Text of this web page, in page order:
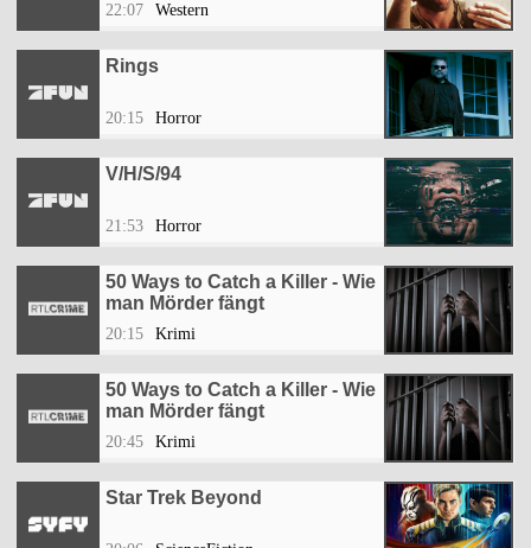
22:07 Western
Rings
20:15 Horror
V/H/S/94
21:53 Horror
50 Ways to Catch a Killer - Wie
man Mörder fängt
20:15 Krimi
50 Ways to Catch a Killer - Wie
man Mörder fängt
20:45 Krimi
Star Trek Beyond